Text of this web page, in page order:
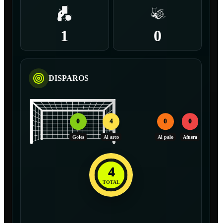
1 0
DISPAROS
0
Goles
4
Al arco
0
Al palo
0
Afuera
4
TOTAL